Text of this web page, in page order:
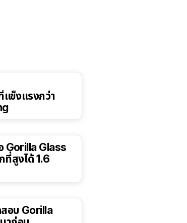
แข็งแรงกว่า
Gorilla Glass
สูงได้ 1.6
อบ Gorilla